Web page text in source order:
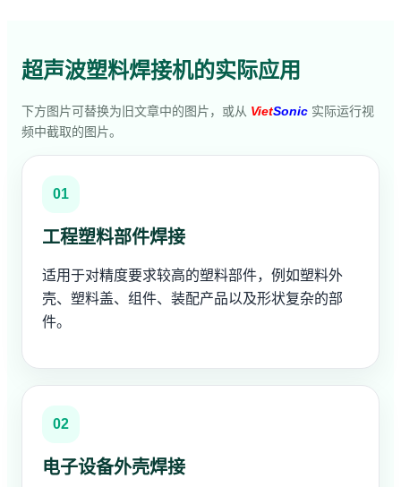
超声波塑料焊接机的实际应用
下方图片可替换为旧文章中的图片，或从 VietSonic 实际运行视
频中截取的图片。
01
工程塑料部件焊接
适用于对精度要求较高的塑料部件，例如塑料外
壳、塑料盖、组件、装配产品以及形状复杂的部
件。
02
电子设备外壳焊接